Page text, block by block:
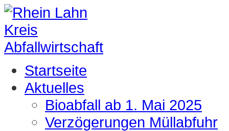
Startseite
Aktuelles
Bioabfall ab 1. Mai 2025
Verzögerungen Müllabfuhr